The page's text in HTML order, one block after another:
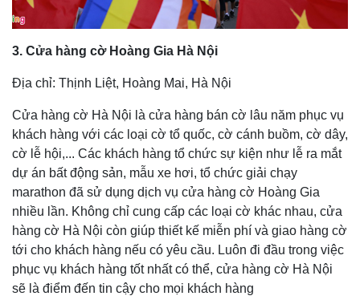
3. Cửa hàng cờ Hoàng Gia Hà Nội
Địa chỉ: Thịnh Liệt, Hoàng Mai, Hà Nội
Cửa hàng cờ Hà Nội là cửa hàng bán cờ lâu năm phục vụ
khách hàng với các loại cờ tổ quốc, cờ cánh buồm, cờ dây,
cờ lễ hội,... Các khách hàng tổ chức sự kiện như lễ ra mắt
dự án bất động sản, mẫu xe hơi, tổ chức giải chạy
marathon đã sử dụng dịch vụ cửa hàng cờ Hoàng Gia
nhiều lần. Không chỉ cung cấp các loại cờ khác nhau, cửa
hàng cờ Hà Nội còn giúp thiết kế miễn phí và giao hàng cờ
tới cho khách hàng nếu có yêu cầu. Luôn đi đầu trong việc
phục vụ khách hàng tốt nhất có thể, cửa hàng cờ Hà Nội
sẽ là điểm đến tin cậy cho mọi khách hàng